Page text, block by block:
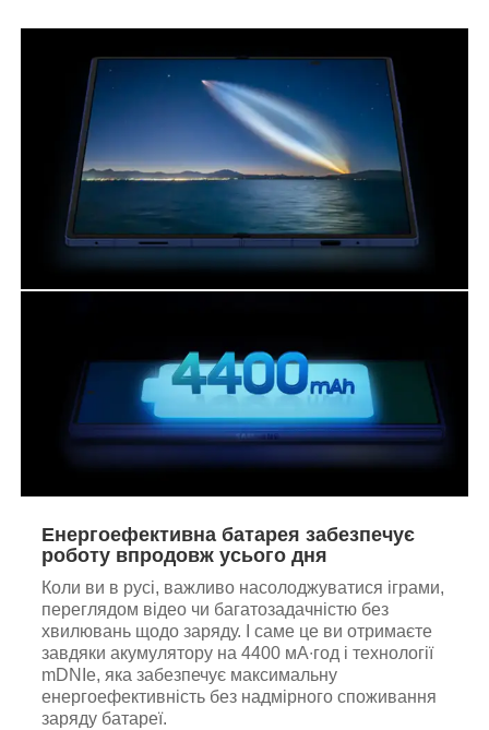
Енергоефективна батарея забезпечує
роботу впродовж усього дня
Коли ви в русі, важливо насолоджуватися іграми,
переглядом відео чи багатозадачністю без
хвилювань щодо заряду. І саме це ви отримаєте
завдяки акумулятору на 4400 мА∙год і технології
mDNIe, яка забезпечує максимальну
енергоефективність без надмірного споживання
заряду батареї.